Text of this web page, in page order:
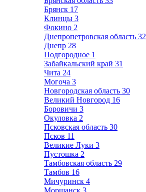
Брянск 17
Клинцы 3
Фокино 2
Днепропетровская область 32
Днепр 28
Подгородное 1
Забайкальский край 31
Чита 24
Могоча 3
Новгородская область 30
Великий Новгород 16
Боровичи 3
Окуловка 2
Псковская область 30
Псков 11
Великие Луки 3
Пустошка 2
Тамбовская область 29
Тамбов 16
Мичуринск 4
Моршанск 3